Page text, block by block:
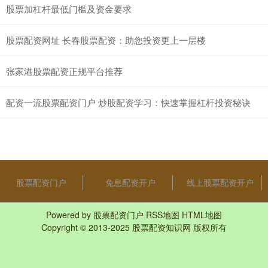
股票加杠杆最低门槛及资金要求
股票配资网址 长春股票配资：助您投资更上一层楼
张家港股票配资正规平台推荐
配资一流股票配资门户 炒股配资学习：快速掌握杠杆投资秘诀
股票配资门户 免息配资开户 线上股票配资开户
Powered by 股票配资门户 RSS地图 HTML地图
Copyright © 2013-2025 股票配资知识网 版权所有